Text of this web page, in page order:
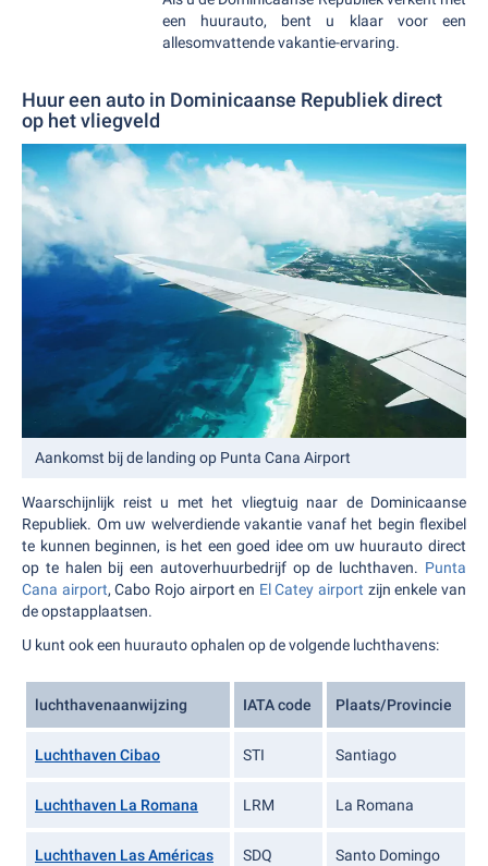
een huurauto, bent u klaar voor een
allesomvattende vakantie-ervaring.
Huur een auto in Dominicaanse Republiek direct
op het vliegveld
Aankomst bij de landing op Punta Cana Airport
Waarschijnlijk reist u met het vliegtuig naar de Dominicaanse
Republiek. Om uw welverdiende vakantie vanaf het begin flexibel
te kunnen beginnen, is het een goed idee om uw huurauto direct
op te halen bij een autoverhuurbedrijf op de luchthaven. Punta
Cana airport, Cabo Rojo airport en El Catey airport zijn enkele van
de opstapplaatsen.
U kunt ook een huurauto ophalen op de volgende luchthavens:
luchthavenaanwijzing IATA code Plaats/Provincie
Luchthaven Cibao STI Santiago
Luchthaven La Romana LRM La Romana
Luchthaven Las Américas SDQ Santo Domingo